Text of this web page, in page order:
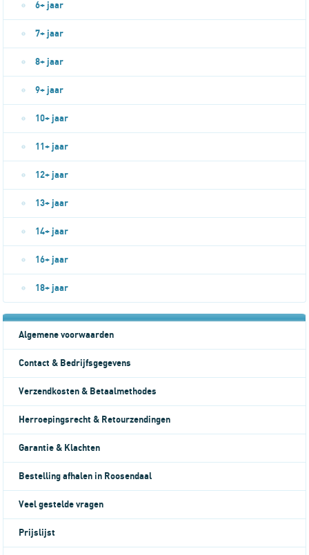
6+ jaar
7+ jaar
8+ jaar
9+ jaar
10+ jaar
11+ jaar
12+ jaar
13+ jaar
14+ jaar
16+ jaar
18+ jaar
Algemene voorwaarden
Contact & Bedrijfsgegevens
Verzendkosten & Betaalmethodes
Herroepingsrecht & Retourzendingen
Garantie & Klachten
Bestelling afhalen in Roosendaal
Veel gestelde vragen
Prijslijst